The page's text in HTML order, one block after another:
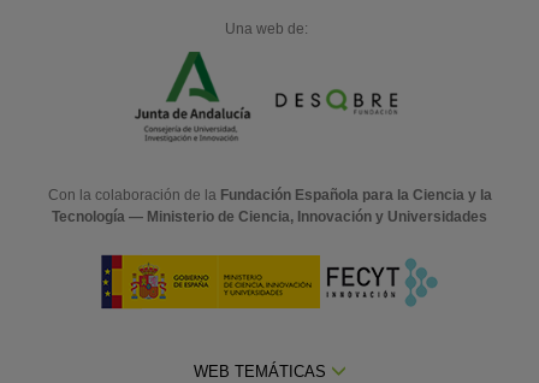
Una web de:
Con la colaboración de la Fundación Española para la Ciencia y la
Tecnología — Ministerio de Ciencia, Innovación y Universidades
WEB TEMÁTICAS